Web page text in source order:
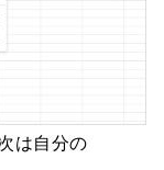
は自分の